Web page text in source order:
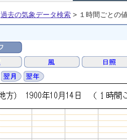
過去の気象データ検索 > １時間ごとの